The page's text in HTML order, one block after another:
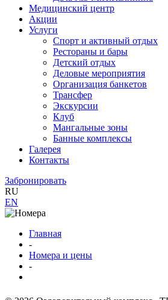
Медицинский центр
Акции
Услуги
Спорт и активный отдых
Рестораны и бары
Детский отдых
Деловые мероприятия
Организация банкетов
Трансфер
Экскурсии
Клуб
Мангальные зоны
Банные комплексы
Галерея
Контакты
Забронировать
RU
EN
Главная
-
Номера и цены
-